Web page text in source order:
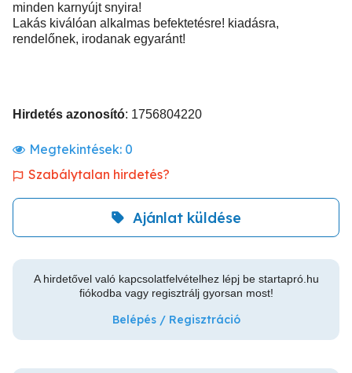
minden karnyújt snyira!
Lakás kiválóan alkalmas befektetésre! kiadásra,
rendelőnek, irodanak egyaránt!
Hirdetés azonosító: 1756804220
Megtekintések: 0
Szabálytalan hirdetés?
Ajánlat küldése
A hirdetővel való kapcsolatfelvételhez lépj be startapró.hu
fiókodba vagy regisztrálj gyorsan most!
Belépés / Regisztráció